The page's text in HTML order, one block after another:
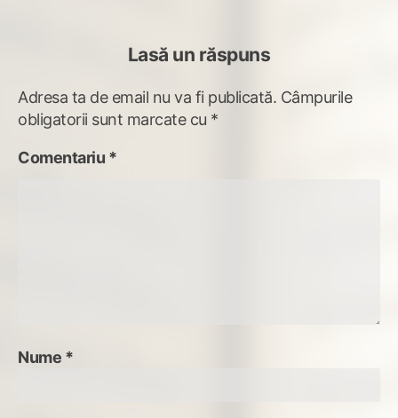
Lasă un răspuns
Adresa ta de email nu va fi publicată. Câmpurile
obligatorii sunt marcate cu *
Comentariu *
Nume *